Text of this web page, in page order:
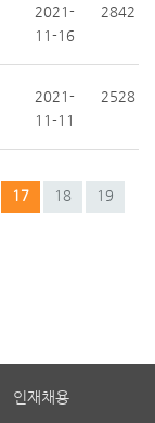
2021-
11-16
2842
2021-
11-11
2528
17 18 19
인재채용